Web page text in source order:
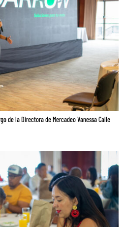
de la Directora de Mercadeo Vanessa Calle